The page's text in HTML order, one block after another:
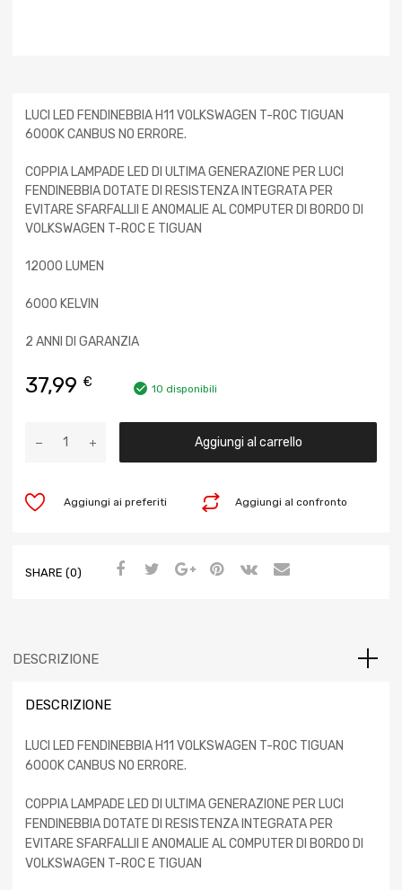
LUCI LED FENDINEBBIA H11 VOLKSWAGEN T-ROC TIGUAN
6000K CANBUS NO ERRORE.
COPPIA LAMPADE LED DI ULTIMA GENERAZIONE PER LUCI
FENDINEBBIA DOTATE DI RESISTENZA INTEGRATA PER
EVITARE SFARFALLII E ANOMALIE AL COMPUTER DI BORDO DI
VOLKSWAGEN T-ROC E TIGUAN
12000 LUMEN
6000 KELVIN
2 ANNI DI GARANZIA
37,99 € 10 disponibili
Aggiungi al carrello
Aggiungi al confronto
Aggiungi ai preferiti
SHARE (0)
DESCRIZIONE
DESCRIZIONE
LUCI LED FENDINEBBIA H11 VOLKSWAGEN T-ROC TIGUAN
6000K CANBUS NO ERRORE.
COPPIA LAMPADE LED DI ULTIMA GENERAZIONE PER LUCI
FENDINEBBIA DOTATE DI RESISTENZA INTEGRATA PER
EVITARE SFARFALLII E ANOMALIE AL COMPUTER DI BORDO DI
VOLKSWAGEN T-ROC E TIGUAN